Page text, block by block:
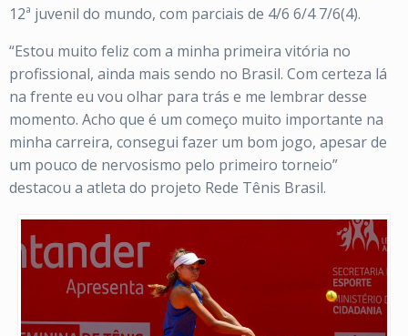
12ª juvenil do mundo, com parciais de 4/6 6/4 7/6(4).
“Estou muito feliz com a minha primeira vitória no
profissional, ainda mais sendo no Brasil. Com certeza lá
na frente eu vou olhar para trás e me lembrar desse
momento. Acho que é um começo muito importante na
minha carreira, consegui fazer um bom jogo, apesar de
um pouco de nervosismo pelo primeiro torneio”
destacou a atleta do projeto Rede Tênis Brasil.